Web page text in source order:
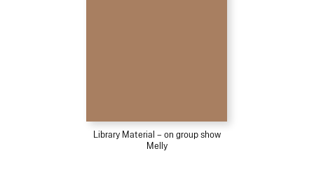
Library Material – on group show
Melly